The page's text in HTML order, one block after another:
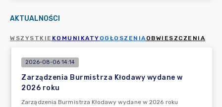
AKTUALNOŚCI
WSZYSTKIE KOMUNIKATY OGŁOSZENIA OBWIESZCZENIA
2026-08-06 14:14
Zarządzenia Burmistrza Kłodawy wydane w
2026 roku
Zarządzenia Burmistrza Kłodawy wydane w 2026 roku